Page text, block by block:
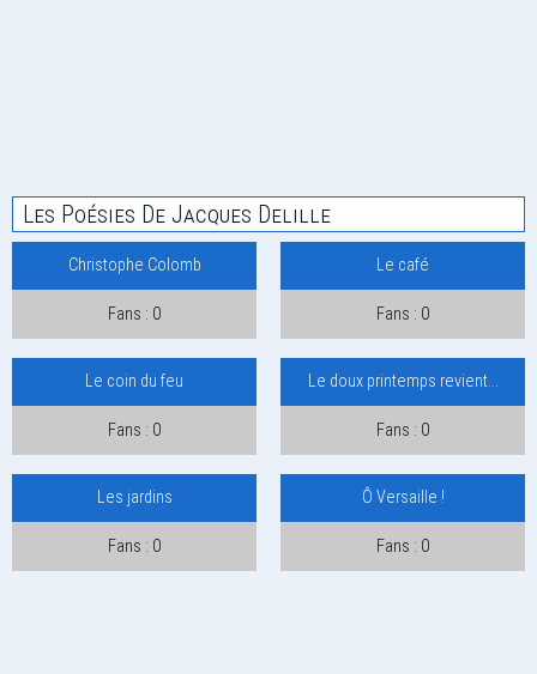
Les Poésies De Jacques Delille
Christophe Colomb
Fans : 0
Le café
Fans : 0
Le coin du feu
Fans : 0
Le doux printemps revient...
Fans : 0
Les jardins
Fans : 0
Ô Versaille !
Fans : 0